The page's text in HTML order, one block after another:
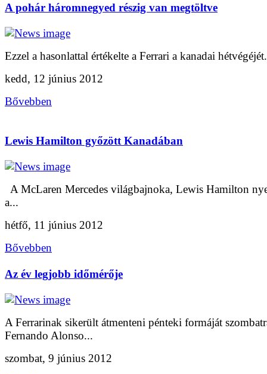
A pohár háromnegyed részig van megtöltve
Ezzel a hasonlattal értékelte a Ferrari a kanadai
kedd, 12 június 2012
Bővebben
Lewis Hamilton győzött Kanadában
A McLaren Mercedes világbajnoka, Lewis Hamilton
a...
hétfő, 11 június 2012
Bővebben
Az év legjobb időmérője
A Ferrarinak sikerült átmenteni pénteki formáját
Fernando Alonso...
szombat, 9 június 2012